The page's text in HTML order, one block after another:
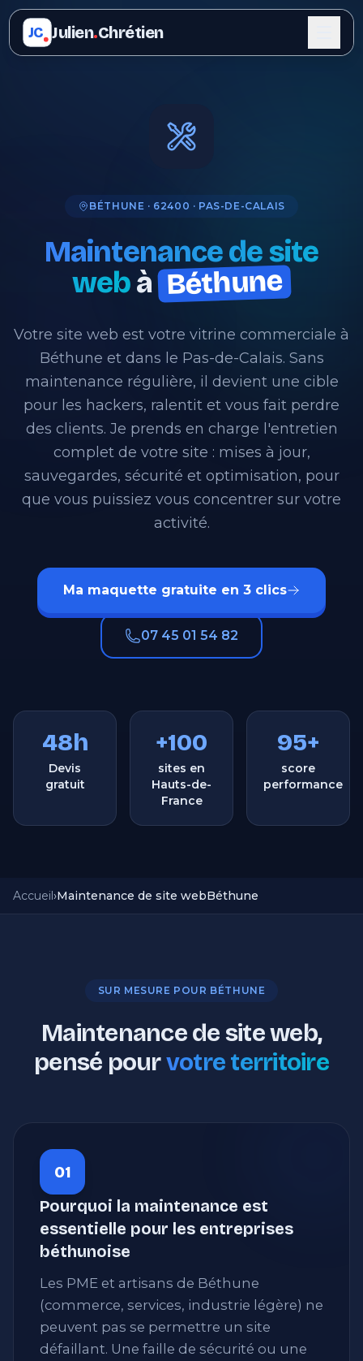
JC Julien.Chrétien
BÉTHUNE · 62400 · PAS-DE-CALAIS
Maintenance de site
webà Béthune
Votre site web est votre vitrine commerciale à
Béthune et dans le Pas-de-Calais. Sans
maintenance régulière, il devient une cible
pour les hackers, ralentit et vous fait perdre
des clients. Je prends en charge l'entretien
complet de votre site : mises à jour,
sauvegardes, sécurité et optimisation, pour
que vous puissiez vous concentrer sur votre
activité.
Ma maquette gratuite en 3 clics
07 45 01 54 82
48h
Devis
gratuit
+100
sites en
Hauts-de-
France
95+
score
performance
Accueil›Maintenance de site webBéthune
SUR MESURE POUR BÉTHUNE
Maintenance de site web,
pensé pourvotre territoire
01
Pourquoi la maintenance est
essentielle pour les entreprises
béthunoise
Les PME et artisans de Béthune
(commerce, services, industrie légère) ne
peuvent pas se permettre un site
défaillant. Une faille de sécurité ou une